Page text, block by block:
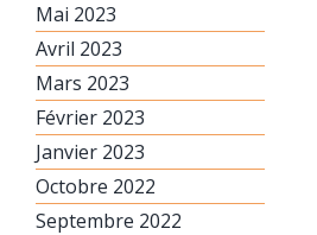
Mai 2023
Avril 2023
Mars 2023
Février 2023
Janvier 2023
Octobre 2022
Septembre 2022